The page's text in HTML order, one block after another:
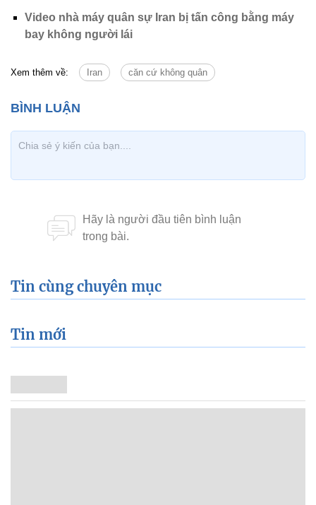
Video nhà máy quân sự Iran bị tấn công bằng máy
bay không người lái
Xem thêm về: Iran căn cứ không quân
Tin cùng chuyên mục
Tin mới